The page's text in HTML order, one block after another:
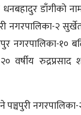
डाँगीको
नगरपालिका-२
नगरपालिका-१०
वर्षीय रुद्रप्रसाद
पञ्चपुरी